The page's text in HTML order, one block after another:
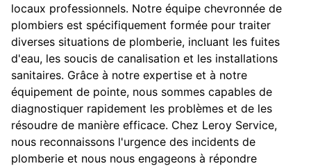
locaux professionnels. Notre équipe chevronnée de
plombiers est spécifiquement formée pour traiter
diverses situations de plomberie, incluant les fuites
d'eau, les soucis de canalisation et les installations
sanitaires. Grâce à notre expertise et à notre
équipement de pointe, nous sommes capables de
diagnostiquer rapidement les problèmes et de les
résoudre de manière efficace. Chez Leroy Service,
nous reconnaissons l'urgence des incidents de
plomberie et nous nous engageons à répondre